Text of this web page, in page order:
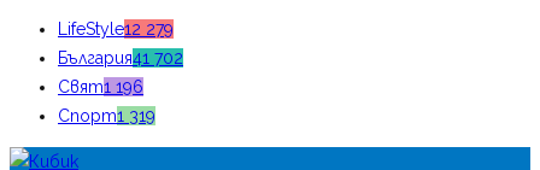
LifeStyle12 279
България41 702
Свят1 196
Спорт1 319